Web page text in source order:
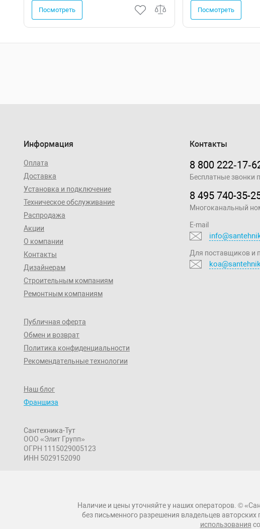
Посмотреть Посмотреть
Информация
Оплата
Доставка
Установка и подключение
Техническое обслуживание
Распродажа
Акции
О компании
Контакты
Дизайнерам
Строительным компаниям
Ремонтным компаниям
Публичная оферта
Обмен и возврат
Политика конфиденциальности
Рекомендательные технологии
Наш блог
Франшиза
Сантехника-Тут
ООО «Элит Групп»
ОГРН 1115029005123
ИНН 5029152090
Контакты
8 800
Бесплатные звонки
8 495 740-35-
Многоканальный
E-mail
Для поставщиков и
Наличие и цены уточняйте у наших операторов. ©
без письменного разрешения владельцев
использования